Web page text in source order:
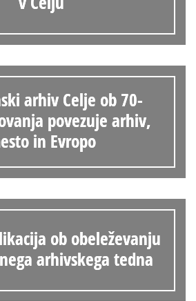
arhiv Celje ob 70-
povezuje arhiv,
in Evropo
ob obeleževanju
arhivskega tedna